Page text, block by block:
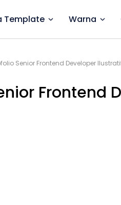
Template Warna
Senior Frontend Developer
Frontend